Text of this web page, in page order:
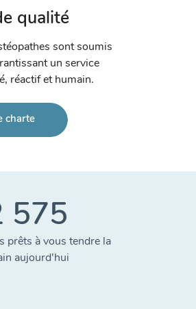
qualité
sont soumis
un service
réactif et humain.
charte
575
prêts à vous tendre la
aujourd'hui